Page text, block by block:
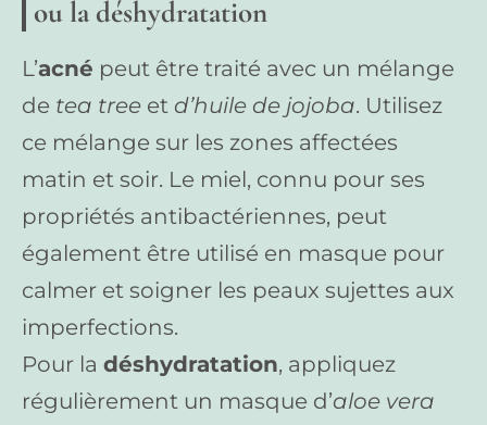
ou la déshydratation
L’acné peut être traité avec un mélange
de tea tree et d’huile de jojoba. Utilisez
ce mélange sur les zones affectées
matin et soir. Le miel, connu pour ses
propriétés antibactériennes, peut
également être utilisé en masque pour
calmer et soigner les peaux sujettes aux
imperfections.
Pour la déshydratation, appliquez
régulièrement un masque d’aloe vera